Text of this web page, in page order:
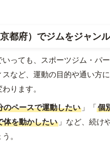
都府）でジムをジャン
いっても、スポーツジム・パ
スなど、運動の目的や通い方
ります。
のペースで運動したい 」「個
体を動かしたい 」など、続け
。